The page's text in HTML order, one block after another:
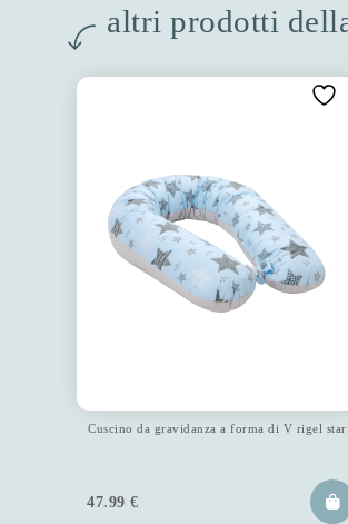
altri prodotti
Cuscino da gravidanza a forma di V rigel star
47.99 €